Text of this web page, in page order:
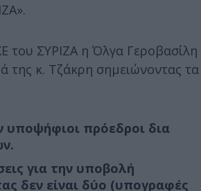
του ΣΥΡΙΖΑ η Όλγα Γεροβασίλη
της κ. Τζάκρη σημειώνοντας τα
υποψήφιοι πρόεδροι δια
για την υποβολή
δεν είναι δύο (υπογραφές